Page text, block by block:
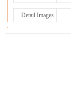
Detail Images